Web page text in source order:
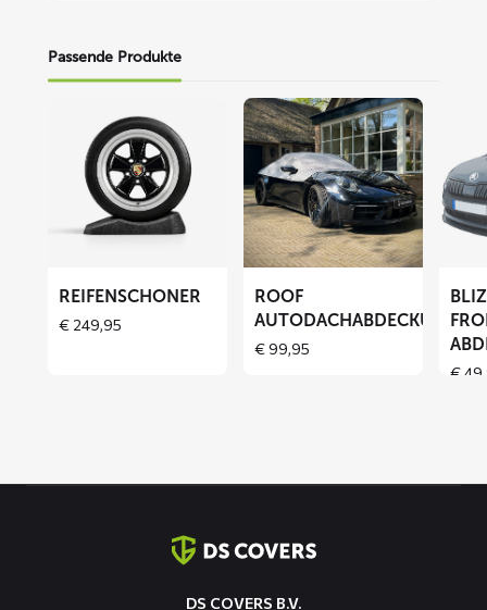
Passende Produkte
Reifenschoner
REIFENSCHONER
€249,95
Mehr
lesen
über
ROOF
Autodachabdeckung
ROOF
AUTODACHABDECKUNG
€99,95
über
BLIZZ
€
DS COVERS B.V.